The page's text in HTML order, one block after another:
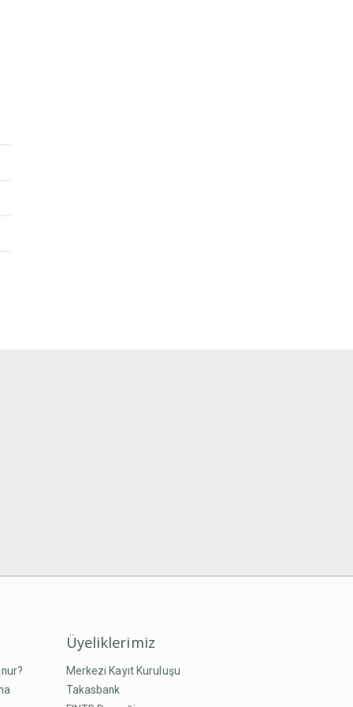
Üyeliklerimiz
Merkezi Kayıt Kuruluşu
Takasbank